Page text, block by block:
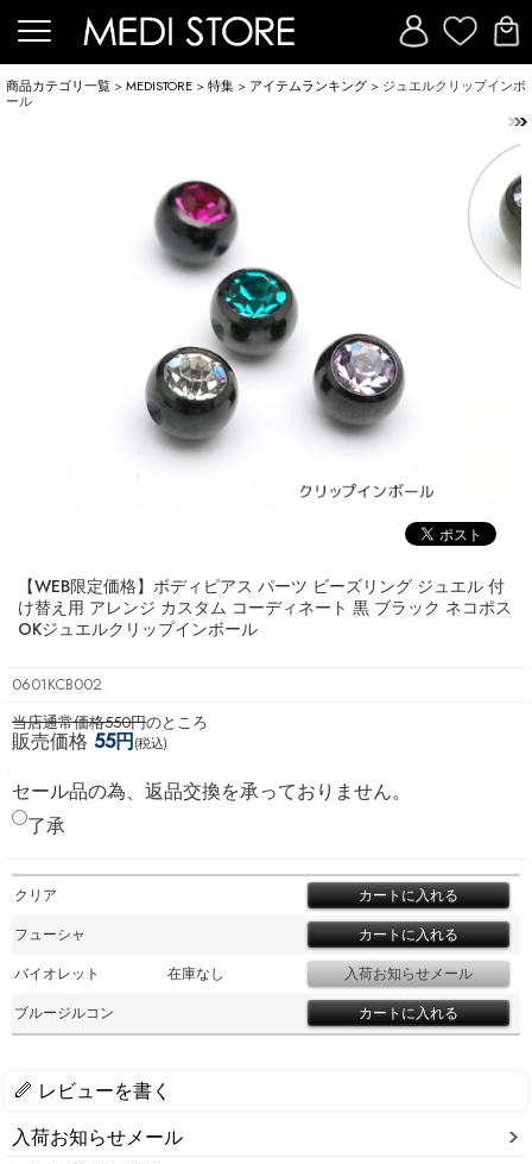
商品カテゴリ一覧 >MEDISTORE >特集 > アイテムランキング > ジュエルクリップインボ
ール
【WEB限定価格】ボディピアス パーツ ビーズリング ジュエル 付
け替え用 アレンジ カスタム コーディネート 黒 ブラック ネコポス
OKジュエルクリップインボール
0601KCB002
当店通常価格550円のところ
販売価格 55円(税込)
セール品の為、返品交換を承っておりません。
了承
クリア
フューシャ
バイオレット
在庫なし
ブルージルコン
レビューを書く
入荷お知らせメール